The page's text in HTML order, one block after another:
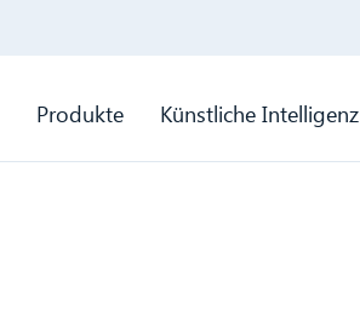
Produkte Künstliche Intelligenz